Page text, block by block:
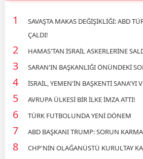
SAVAŞTA MAKAS DEĞİŞİKLİĞİ: ABD
ÇALDI!
HAMAS'TAN İSRAİL ASKERLERİNE
SARAN'IN BAŞKANLIĞI ÖNÜNDEKİ
İSRAİL, YEMEN'İN BAŞKENTİ SANA'YI
AVRUPA ÜLKESİ BİR İLKE İMZA ATTI!
TÜRK FUTBOLUNDA YENİ DÖNEM
ABD BAŞKANI TRUMP: SORUN
CHP'NİN OLAĞANÜSTÜ KURULTAY